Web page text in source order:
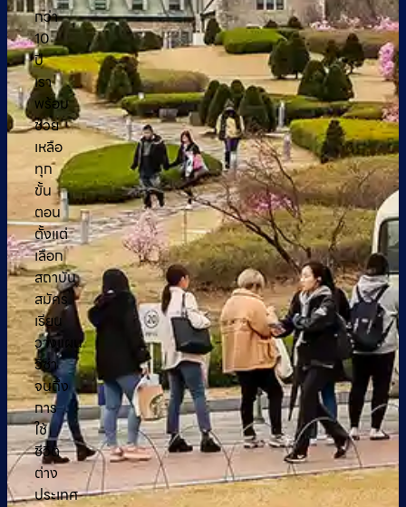
กว่า
10
ปี
เรา
พร้อม
ช่วย
เหลือ
ทุก
ขั้น
ตอน
ตั้งแต่
เลือก
สถาบัน
สมัคร
เรียน
วางแผน
วีซ่า
จนถึง
การ
ใช้
ชีวิต
ต่าง
ประเทศ